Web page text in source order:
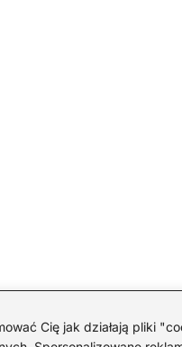
Cię jak działają pliki